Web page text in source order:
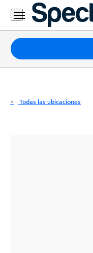
Residencial
Business
Paquetes
Internet
Todas las ubicaciones